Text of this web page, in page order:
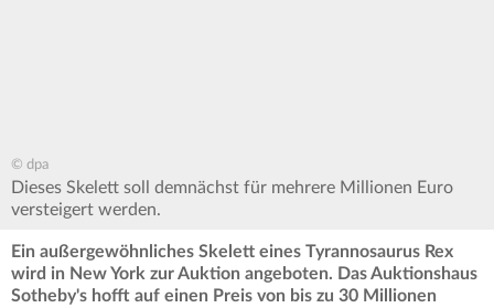
© dpa
Dieses Skelett soll demnächst für mehrere Millionen Euro
versteigert werden.
Ein außergewöhnliches Skelett eines Tyrannosaurus Rex
wird in New York zur Auktion angeboten. Das Auktionshaus
Sotheby's hofft auf einen Preis von bis zu 30 Millionen